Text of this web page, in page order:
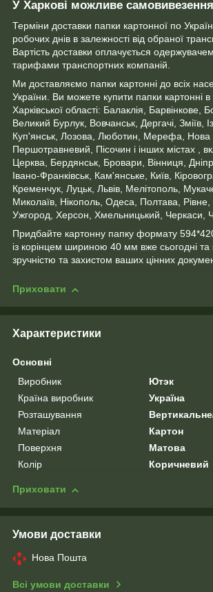
У Харкові можливе
Терміни доставки папки картонної по
робочих днів в залежності від обраної
Вартість доставки оплачується одержувачем
тарифами транспортних компаній.
Ми доставляємо папки картонні до всіх
України. Ви можете купити папки картонні в
Харківської області: Балаклія, Барвінкове,
Великий Бурлук, Вовчанськ, Дергачі, Зміїв,
Куп'янськ, Лозова, Люботин, Мерефа, Нова
Першотравневий, Пісочин і інших містах ,
Церква, Бердянськ, Бровари, Вінниця,
Івано-Франківськ, Кам'янське, Київ,
Кременчук, Луцьк, Львів, Мелітополь,
Миколаїв, Нікополь, Одеса, Полтава,
Ужгород, Херсон, Хмельницький, Черкаси,
Придбайте картонну папку формату
із корінцем шириною 40 мм вже сьогодні
зручністю та захистом ваших цінних
Приховати
Характеристики
Основні
Виробник
Ютэк
Країна виробник
Україна
Розташування
Матеріал
Картон
Поверхня
Матова
Колір
Коричневий
Приховати
Умови доставки
Нова Пошта
Всі умови доставки